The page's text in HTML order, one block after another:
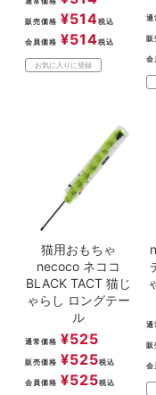
販売価格 ¥514税込
会員価格 ¥514税込
お気に入りに登録
通
販
会
猫用おもちゃ
necoco ネココ
BLACK TACT 猫じ
ゃらし ロングテー
ル
通常価格 ¥525
販売価格 ¥525税込
会員価格 ¥525税込
通
販
会